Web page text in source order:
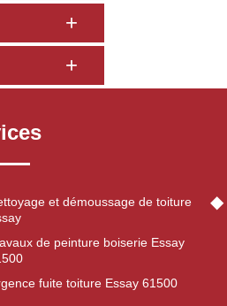
et démoussage de toiture
de peinture boiserie Essay
fuite toiture Essay 61500